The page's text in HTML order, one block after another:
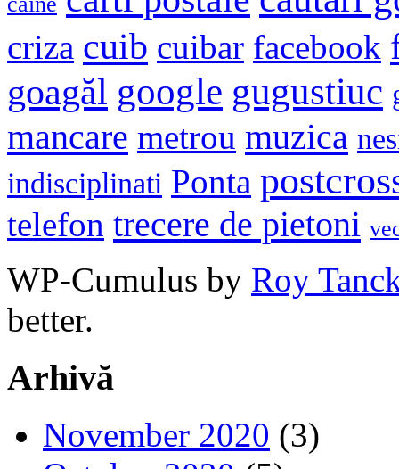
criza cuib cuibar facebook
goagăl google gugustiuc
mancare metrou muzica
indisciplinati Ponta
telefon trecere de pietoni
WP-Cumulus by Roy
better.
Arhivă
November 2020 (3)